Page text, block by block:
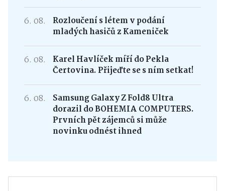
6. 08.
Rozloučení s létem v podání
mladých hasičů z Kameniček
6. 08.
Karel Havlíček míří do Pekla
Čertovina. Přijeďte se s ním setkat!
6. 08.
Samsung Galaxy Z Fold8 Ultra
dorazil do BOHEMIA COMPUTERS.
Prvních pět zájemců si může
novinku odnést ihned